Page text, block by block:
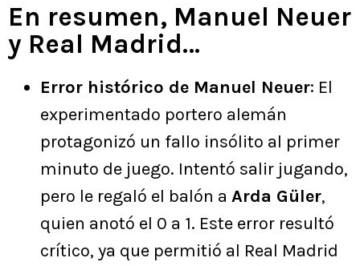
En resumen, Manuel Neuer
y Real Madrid…
Error histórico de Manuel Neuer: El
experimentado portero alemán
protagonizó un fallo insólito al primer
minuto de juego. Intentó salir jugando,
pero le regaló el balón a Arda Güler,
quien anotó el 0 a 1. Este error resultó
crítico, ya que permitió al Real Madrid